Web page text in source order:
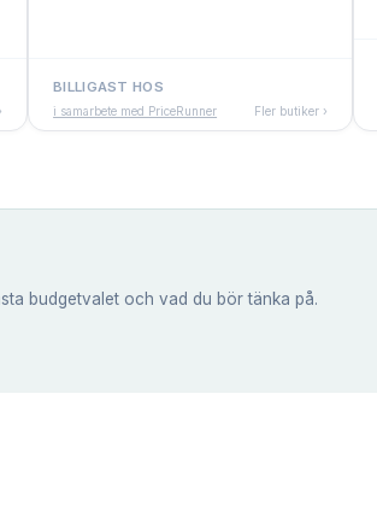
BILLIGAST HOS
i samarbete med PriceRunner Fler butiker ›
budgetvalet och vad du bör tänka på.